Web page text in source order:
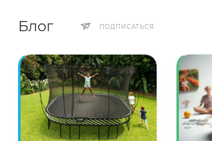
Блог ПОДПИСАТЬСЯ